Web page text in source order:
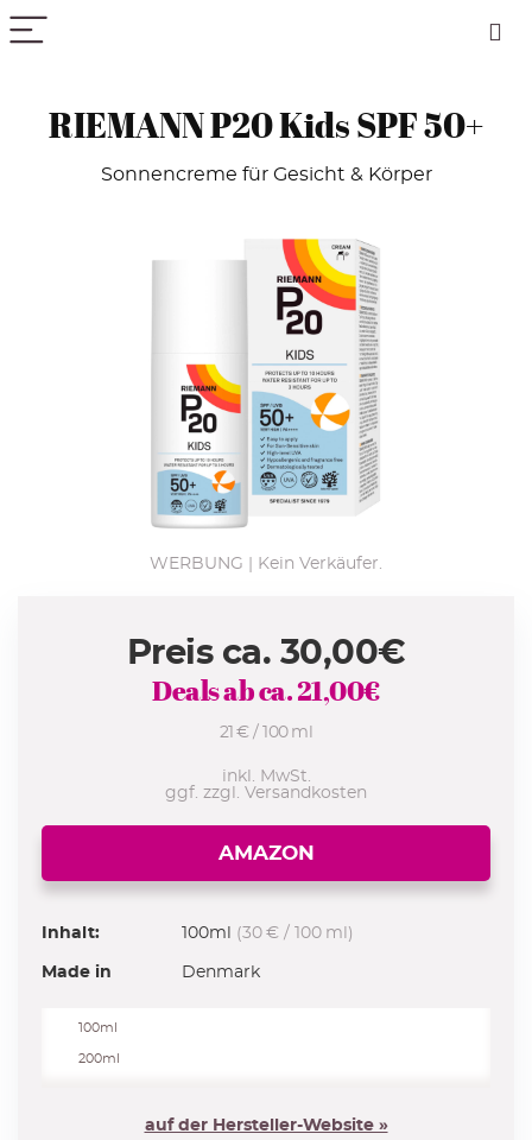
RIEMANN P20 Kids SPF 50+
Sonnencreme für Gesicht & Körper
WERBUNG | Kein Verkäufer.
Preis ca. 30,00€
Deals ab ca.21,00€
21 € / 100 ml
inkl. MwSt.
ggf. zzgl. Versandkosten
AMAZON
Inhalt: 100ml (30 € / 100 ml)
Made in Denmark
100ml
200ml
auf der Hersteller-Website »